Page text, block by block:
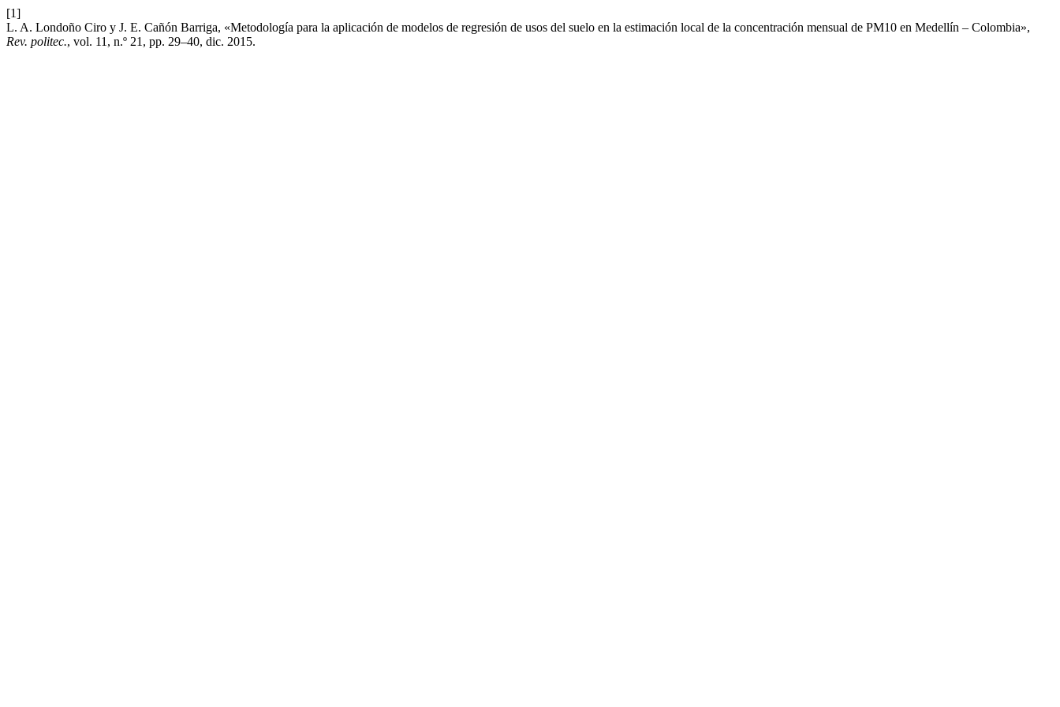
[1]
L. A. Londoño Ciro y J. E. Cañón Barriga, «Metodología para la aplicación de modelos de regresión de usos del suelo en la estimación local de la concentración mensual de PM10 en Medellín – Colombia»,
Rev. politec., vol. 11, n.º 21, pp. 29–40, dic. 2015.